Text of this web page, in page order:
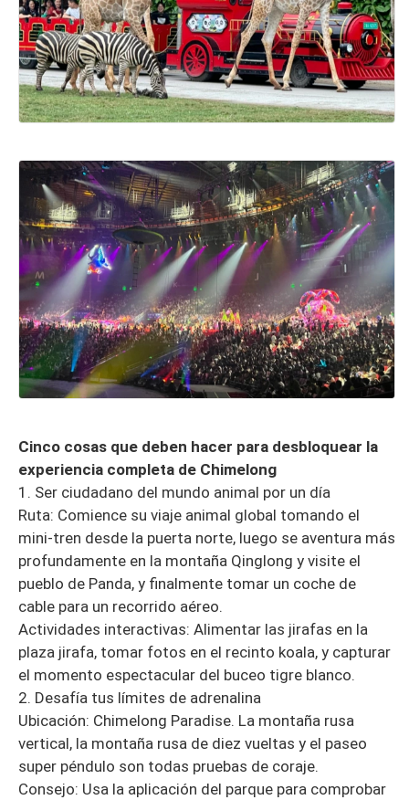
Cinco cosas que deben hacer para desbloquear la
experiencia completa de Chimelong
1. Ser ciudadano del mundo animal por un día
Ruta: Comience su viaje animal global tomando el
mini-tren desde la puerta norte, luego se aventura más
profundamente en la montaña Qinglong y visite el
pueblo de Panda, y finalmente tomar un coche de
cable para un recorrido aéreo.
Actividades interactivas: Alimentar las jirafas en la
plaza jirafa, tomar fotos en el recinto koala, y capturar
el momento espectacular del buceo tigre blanco.
2. Desafía tus límites de adrenalina
Ubicación: Chimelong Paradise. La montaña rusa
vertical, la montaña rusa de diez vueltas y el paseo
super péndulo son todas pruebas de coraje.
Consejo: Usa la aplicación del parque para comprobar